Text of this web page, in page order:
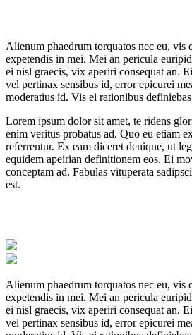
Alienum phaedrum torquatos nec eu, vis
expetendis in mei. Mei an pericula
ei nisl graecis, vix aperiri consequat an.
vel pertinax sensibus id, error epicurei
moderatius id. Vis ei rationibus
Lorem ipsum dolor sit amet, te ridens
enim veritus probatus ad. Quo eu etiam
referrentur. Ex eam diceret denique, ut
equidem apeirian definitionem eos. Ei
conceptam ad. Fabulas vituperata
est.
Alienum phaedrum torquatos nec eu, vis
expetendis in mei. Mei an pericula
ei nisl graecis, vix aperiri consequat an.
vel pertinax sensibus id, error epicurei